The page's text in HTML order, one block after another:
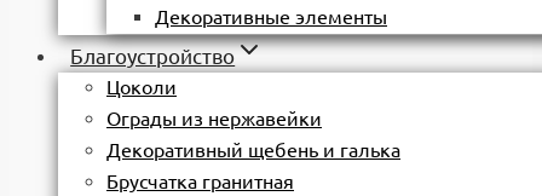
Декоративные элементы
Благоустройство
Цоколи
Ограды из нержавейки
Декоративный щебень и галька
Брусчатка гранитная